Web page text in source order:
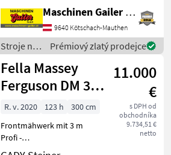
disky, 2 kosiace bubny *
Nízka vlastná hmotnosť cca
516 kg * Upevnenie
pomocou troju
Maschinen Gailer GmbH
9640 Kötschach-Mauthen
Stroje na
zber
objemových
krmív /
Fella
Prémiový zlatý prodejce
Fella Massey
Ferguson DM 306
FP-KC , Ramos
310
11.000
€
s DPH od
obchodníka
9.734,51 €
netto
R. v. 2020 123 h
300 cm
Frontmähwerk mit 3 m
Profi -
Kompaktwinkelantrieb und